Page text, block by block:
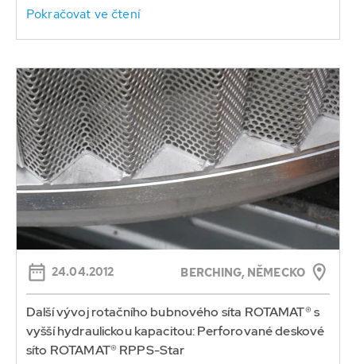
Pokračovat ve čtení
24.04.2012 BERCHING, NĚMECKO
Další vývoj rotačního bubnového síta ROTAMAT® s
vyšší hydraulickou kapacitou: Perforované deskové
síto ROTAMAT® RPPS-Star